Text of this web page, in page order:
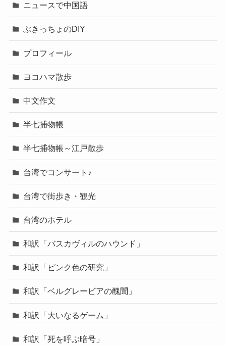
ニュースで中国語
ぶきっちょのDIY
プロフィール
ヨコハマ散歩
中文作文
半七捕物帳
半七捕物帳～江戸散歩
台湾でコンサート♪
台湾で街歩き・観光
台湾のホテル
和訳「バスカヴィルのハウンド」
和訳「ピンク色の研究」
和訳「ベルグレービアの醜聞」
和訳「大いなるゲーム」
和訳「死を呼ぶ暗号」